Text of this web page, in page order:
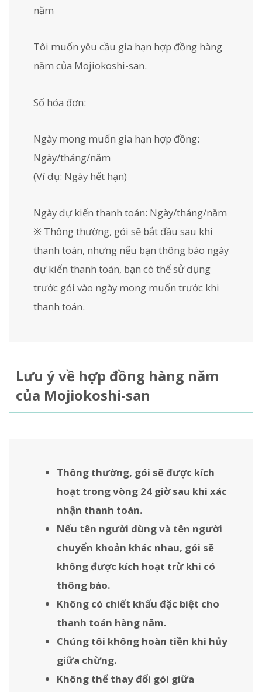
năm
Tôi muốn yêu cầu gia hạn hợp đồng hàng
năm của Mojiokoshi-san.
Số hóa đơn:
Ngày mong muốn gia hạn hợp đồng:
Ngày/tháng/năm
(Ví dụ: Ngày hết hạn)
Ngày dự kiến thanh toán: Ngày/tháng/năm
※ Thông thường, gói sẽ bắt đầu sau khi
thanh toán, nhưng nếu bạn thông báo ngày
dự kiến thanh toán, bạn có thể sử dụng
trước gói vào ngày mong muốn trước khi
thanh toán.
Lưu ý về hợp đồng hàng năm
của Mojiokoshi-san
Thông thường, gói sẽ được kích
hoạt trong vòng 24 giờ sau khi xác
nhận thanh toán.
Nếu tên người dùng và tên người
chuyển khoản khác nhau, gói sẽ
không được kích hoạt trừ khi có
thông báo.
Không có chiết khấu đặc biệt cho
thanh toán hàng năm.
Chúng tôi không hoàn tiền khi hủy
giữa chừng.
Không thể thay đổi gói giữa